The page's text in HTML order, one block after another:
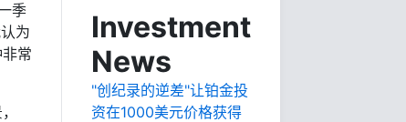
季
为
常
Investment
News
"创纪录的逆差"让铂金投
资在1000美元价格获得